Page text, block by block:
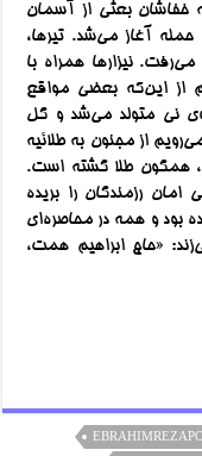
خفاشان بعثی از آسمان
حمله آغاز می‌شد. تیرها،
نیزارها همراه با
از این‌که بعضی مواقع
نی متولد می‌شد و گل
از مجنون به طلائیه
همگون طلا گشته است.
رزمندگان را بریده
بود و همه در محاصره‌ای
«حاج ابراهیم همت،